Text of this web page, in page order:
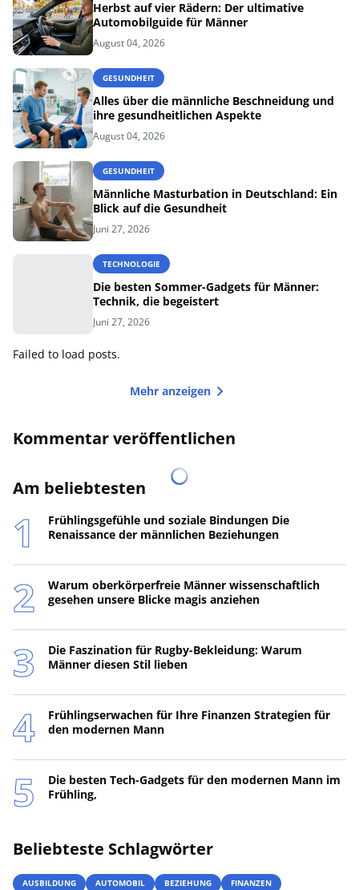
Herbst auf vier Rädern: Der ultimative
Automobilguide für Männer
August 04, 2026
GESUNDHEIT
Alles über die männliche Beschneidung und
ihre gesundheitlichen Aspekte
August 04, 2026
GESUNDHEIT
Männliche Masturbation in Deutschland: Ein
Blick auf die Gesundheit
Juni 27, 2026
TECHNOLOGIE
Die besten Sommer-Gadgets für Männer:
Technik, die begeistert
Juni 27, 2026
Failed to load posts.
Mehr anzeigen
Kommentar veröffentlichen
Am beliebtesten
Frühlingsgefühle und soziale Bindungen Die
Renaissance der männlichen Beziehungen
Warum oberkörperfreie Männer wissenschaftlich
gesehen unsere Blicke magis anziehen
Die Faszination für Rugby-Bekleidung: Warum
Männer diesen Stil lieben
Frühlingserwachen für Ihre Finanzen Strategien für
den modernen Mann
Die besten Tech-Gadgets für den modernen Mann im
Frühling,
Beliebteste Schlagwörter
AUSBILDUNG AUTOMOBIL BEZIEHUNG
FINANZEN